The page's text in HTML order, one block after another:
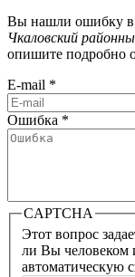
Вы нашли ошибку в
Чкаловский
опишите подробно
E-mail *
Ошибка *
CAPTCHA
Этот вопрос
ли Вы человеком
автоматическую